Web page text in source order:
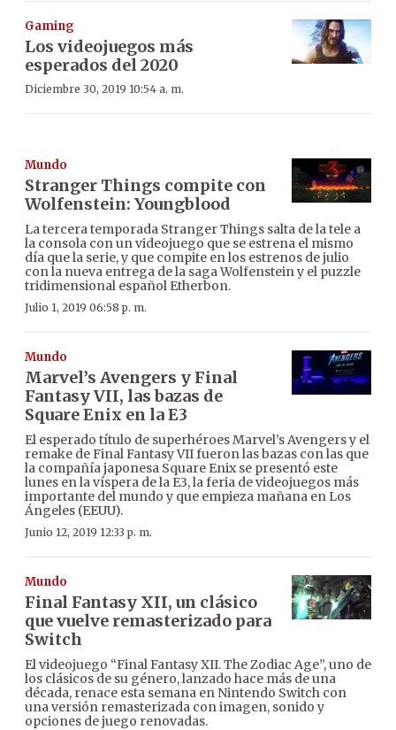
Gaming
Los videojuegos más
esperados del 2020
Diciembre 30, 2019 10:54 a. m.
Mundo
Stranger Things compite con
Wolfenstein: Youngblood
La tercera temporada Stranger Things salta de la tele a
la consola con un videojuego que se estrena el mismo
día que la serie, y que compite en los estrenos de julio
con la nueva entrega de la saga Wolfenstein y el puzzle
tridimensional español Etherbon.
Julio 1, 2019 06:58 p. m.
Mundo
Marvel’s Avengers y Final
Fantasy VII, las bazas de
Square Enix en la E3
El esperado título de superhéroes Marvel’s Avengers y el
remake de Final Fantasy VII fueron las bazas con las que
la compañía japonesa Square Enix se presentó este
lunes en la víspera de la E3, la feria de videojuegos más
importante del mundo y que empieza mañana en Los
Ángeles (EEUU).
Junio 12, 2019 12:33 p. m.
Mundo
Final Fantasy XII, un clásico
que vuelve remasterizado para
Switch
El videojuego “Final Fantasy XII. The Zodiac Age”, uno de
los clásicos de su género, lanzado hace más de una
década, renace esta semana en Nintendo Switch con
una versión remasterizada con imagen, sonido y
opciones de juego renovadas.